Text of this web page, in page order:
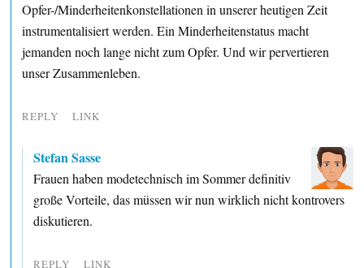
Opfer-/Minderheitenkonstellationen in unserer heutigen Zeit
instrumentalisiert werden. Ein Minderheitenstatus macht
jemanden noch lange nicht zum Opfer. Und wir pervertieren
unser Zusammenleben.
REPLY LINK
Stefan Sasse
Frauen haben modetechnisch im Sommer definitiv
große Vorteile, das müssen wir nun wirklich nicht kontrovers
diskutieren.
REPLY LINK